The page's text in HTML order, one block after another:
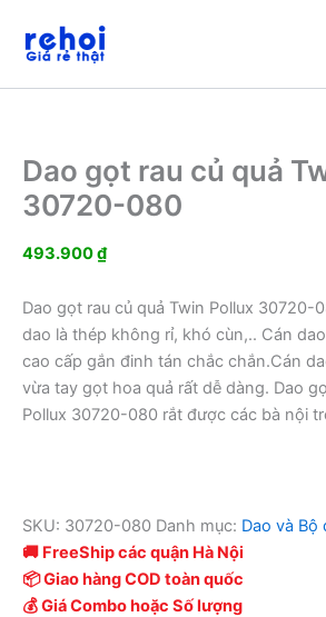
dung
Dao gọt rau củ quả
30720-080
493.900₫
Dao gọt rau củ quả Twin Pollux 30720-
dao là thép không rỉ, khó cùn,.. Cán
cao cấp gắn đinh tán chắc chắn.Cán
vừa tay gọt hoa quả rất dễ dàng. Dao
Pollux 30720-080 rắt được các bà nội
SKU: 30720-080 Danh mục: Dao và Bộ
🚚 FreeShip các quận Hà Nội
📦 Giao hàng COD toàn quốc
💰 Giá Combo hoặc Số lượng